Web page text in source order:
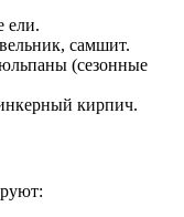
ели.
самшит.
(сезонные
кирпич.